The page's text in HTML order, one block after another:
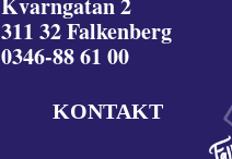
311 32 Falkenberg
0346-88 61 00
KONTAKT